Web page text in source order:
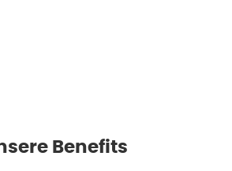
Benefits